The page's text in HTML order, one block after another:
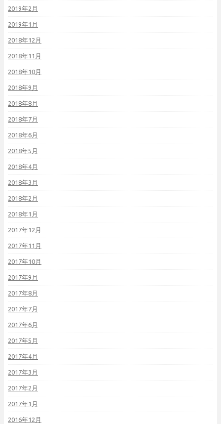
2019年2月
2019年1月
2018年12月
2018年11月
2018年10月
2018年9月
2018年8月
2018年7月
2018年6月
2018年5月
2018年4月
2018年3月
2018年2月
2018年1月
2017年12月
2017年11月
2017年10月
2017年9月
2017年8月
2017年7月
2017年6月
2017年5月
2017年4月
2017年3月
2017年2月
2017年1月
2016年12月